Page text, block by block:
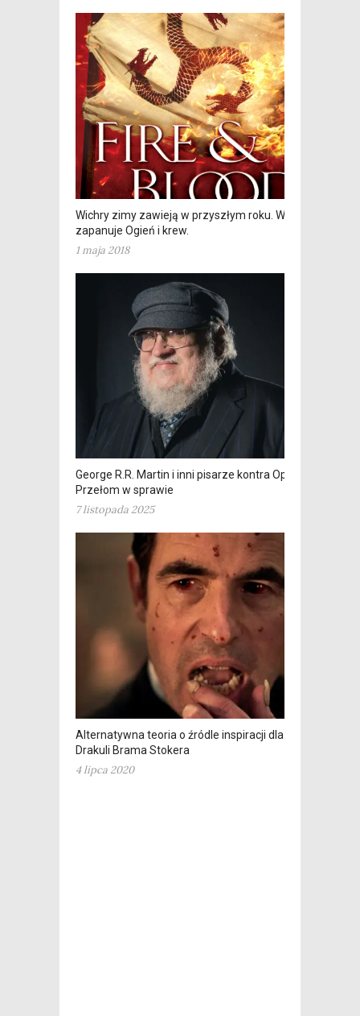
Wichry zimy zawieją w przyszłym roku. W tym
zapanuje Ogień i krew.
1 maja 2018
George R.R. Martin i inni pisarze kontra OpenAI.
Przełom w sprawie
7 listopada 2025
Alternatywna teoria o źródle inspiracji dla
Drakuli Brama Stokera
4 lipca 2020